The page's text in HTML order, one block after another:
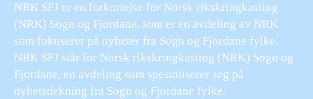
NRK SFJ er en forkortelse for Norsk rikskringkasting
(NRK) Sogn og Fjordane, som er en avdeling av NRK
som fokuserer på nyheter fra Sogn og Fjordane fylke.
NRK SFJ står for Norsk rikskringkasting (NRK) Sogn og
Fjordane, en avdeling som spesialiserer seg på
nyhetsdekning fra Sogn og Fjordane fylke.